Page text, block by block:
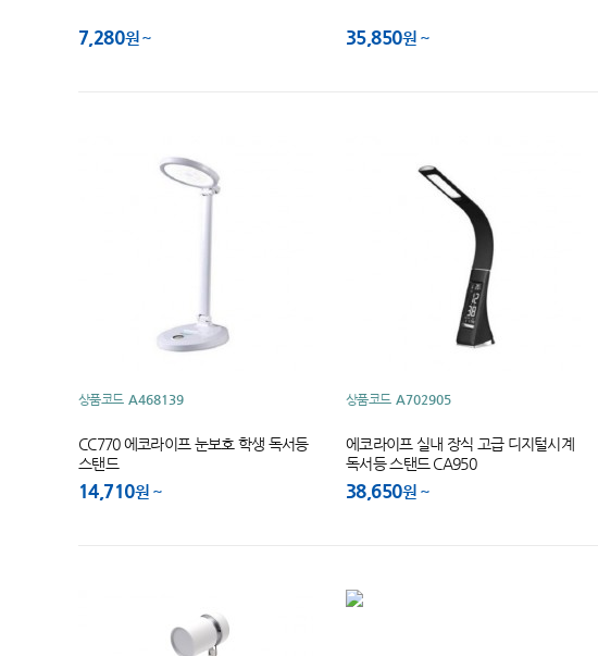
7,280원 35,850원
상품코드 A468139
CC770 에코라이프 눈보호 학생 독서등
스탠드
14,710원
상품코드 A702905
에코라이프 실내 장식 고급 디지털시계
독서등 스탠드 CA950
38,650원